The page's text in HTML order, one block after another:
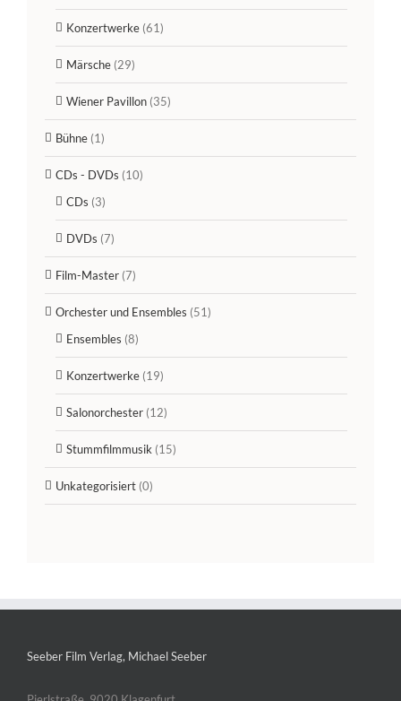
Konzertwerke (61)
Märsche (29)
Wiener Pavillon (35)
Bühne (1)
CDs - DVDs (10)
CDs (3)
DVDs (7)
Film-Master (7)
Orchester und Ensembles (51)
Ensembles (8)
Konzertwerke (19)
Salonorchester (12)
Stummfilmmusik (15)
Unkategorisiert (0)
Seeber Film Verlag, Michael Seeber